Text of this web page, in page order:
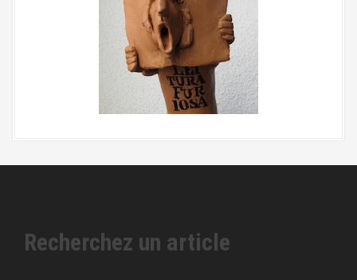
Recherchez un article